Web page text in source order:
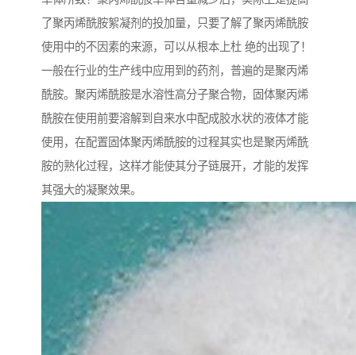
了聚丙烯酰胺絮凝剂的投加量，只要了解了聚丙烯酰胺
使用中的不因素的来源，可以从根本上杜 绝的出现了！
一般在行业的生产线中应用到的药剂，普遍的是聚丙烯
酰胺。聚丙烯酰胺是水溶性高分子聚合物，固体聚丙烯
酰胺在使用前要溶解到自来水中配成胶水状的液体才能
使用，在配置固体聚丙烯酰胺的过程其实也是聚丙烯酰
胺的熟化过程，这样才能使其分子链展开，才能的发挥
其强大的凝聚效果。